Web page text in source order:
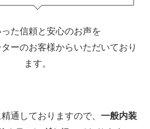
た信頼と安心のお声を
ーのお客様からいただいており
ます。
通しておりますので、 一般内装